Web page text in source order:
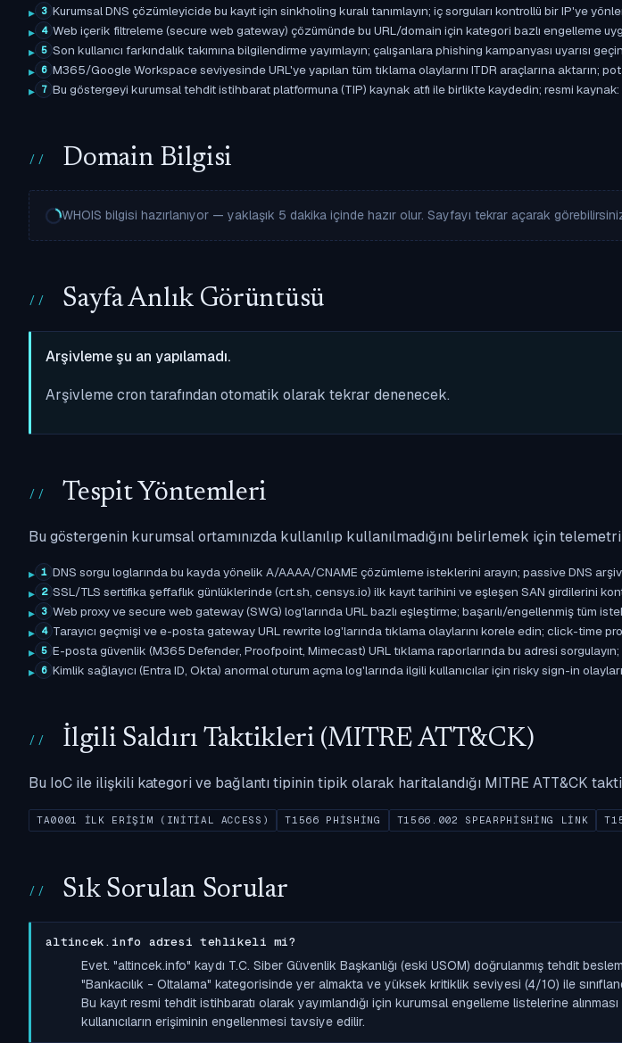
3 Kurumsal DNS çözümleyicide bu kayıt için sinkholing kuralı tanımlayın; iç sorguları kontrollü bir IP'ye
4 Web içerik filtreleme (secure web gateway) çözümünde bu URL/domain için kategori bazlı engelleme
5 Son kullanıcı farkındalık takımına bilgilendirme yayımlayın; çalışanlara phishing kampanyası uyarısı
6 M365/Google Workspace seviyesinde URL'ye yapılan tüm tıklama olaylarını ITDR araçlarına aktarın;
7 Bu göstergeyi kurumsal tehdit istihbarat platformuna (TIP) kaynak atfı ile birlikte kaydedin; resmi
Domain Bilgisi
WHOIS bilgisi hazırlanıyor — yaklaşık 5 dakika içinde hazır olur. Sayfayı tekrar açarak
Sayfa Anlık Görüntüsü
Arşivleme şu an yapılamadı.
Arşivleme cron tarafından otomatik olarak tekrar denenecek.
Tespit Yöntemleri
Bu göstergenin kurumsal ortamınızda kullanılıp kullanılmadığını belirlemek için
1 DNS sorgu loglarında bu kayda yönelik A/AAAA/CNAME çözümleme isteklerini arayın; passive DNS
2 SSL/TLS sertifika şeffaflık günlüklerinde (crt.sh, censys.io) ilk kayıt tarihini ve eşleşen SAN girdilerini
3 Web proxy ve secure web gateway (SWG) log'larında URL bazlı eşleştirme; başarılı/engellenmiş tüm
4 Tarayıcı geçmişi ve e-posta gateway URL rewrite log'larında tıklama olaylarını korele edin; click-time
5 E-posta güvenlik (M365 Defender, Proofpoint, Mimecast) URL tıklama raporlarında bu adresi sorgulayın;
6 Kimlik sağlayıcı (Entra ID, Okta) anormal oturum açma log'larında ilgili kullanıcılar için risky sign-in
İlgili Saldırı Taktikleri (MITRE ATT&CK)
Bu IoC ile ilişkili kategori ve bağlantı tipinin tipik olarak haritalandığı MITRE ATT&CK
TA0001 İLK ERIŞIM (INITIAL ACCESS) T1566 PHISHING T1566.002 SPEARPHISHING LINK
Sık Sorulan Sorular
altincek.info adresi tehlikeli mi?
Evet. "altincek.info" kaydı T.C. Siber Güvenlik Başkanlığı (eski USOM) doğrulanmış tehdit
"Bankacılık - Oltalama" kategorisinde yer almakta ve yüksek kritiklik seviyesi (4/10) ile
Bu kayıt resmi tehdit istihbaratı olarak yayımlandığı için kurumsal engelleme listelerine
kullanıcıların erişiminin engellenmesi tavsiye edilir.